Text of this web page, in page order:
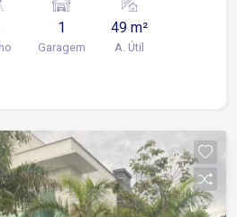
Piazza Di Roma, uma
bem estruturada de
acesso a importantes vias da
1
Garagem
49 m²
A. Útil